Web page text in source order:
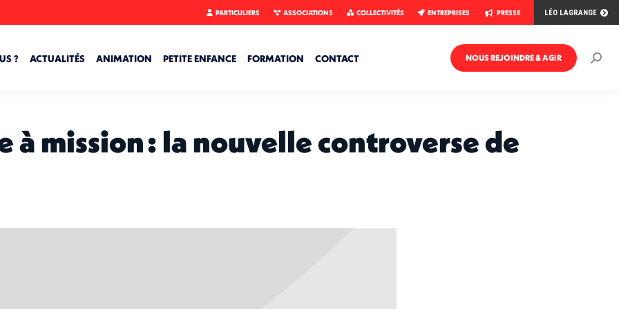
PARTICULIERS ASSOCIATIONS COLLECTIVITÉS ENTREPRISES PRESSE LÉO LAGRANGE
? ACTUALITÉS ANIMATION PETITE ENFANCE FORMATION CONTACT NOUS REJOINDRE & AGIR
à mission : la nouvelle controverse de